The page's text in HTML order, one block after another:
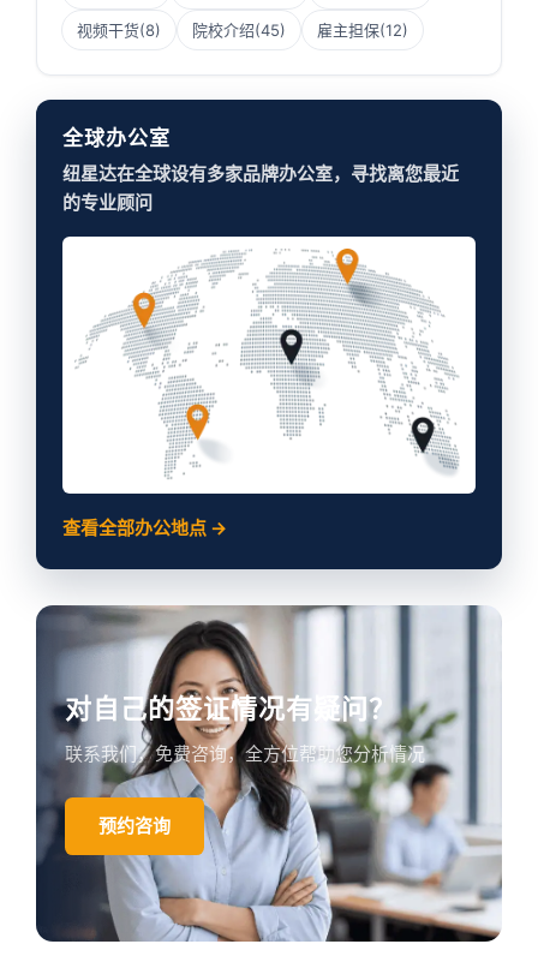
视频干货(8) 院校介绍(45) 雇主担保(12)
全球办公室
纽星达在全球设有多家品牌办公室，寻找离您最近
的专业顾问
查看全部办公地点 →
对自己的签证情况有疑问？
联系我们，免费咨询，全方位帮助您分析情况
预约咨询